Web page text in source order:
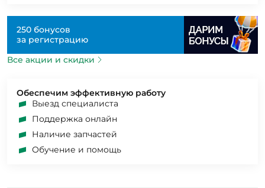
250 бонусов
за регистрацию
Все акции и скидки
Обеспечим эффективную работу
Выезд специалиста
Поддержка онлайн
Наличие запчастей
Обучение и помощь